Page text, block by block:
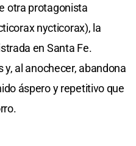
otra protagonista
nycticorax), la
en Santa Fe.
al anochecer, abandona
áspero y repetitivo que